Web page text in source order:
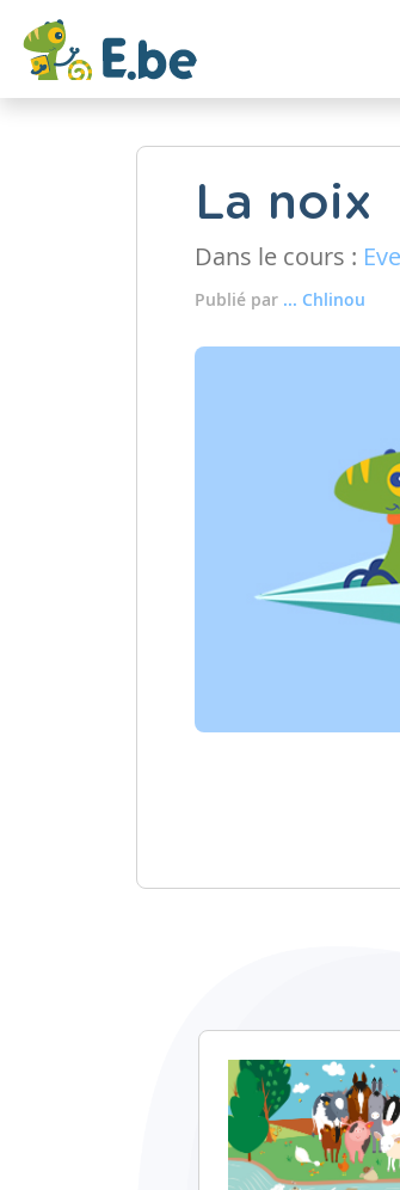
La noix
Dans le cours :
Publié par ... Chlinou